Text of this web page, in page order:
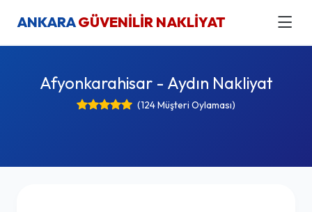
ANKARAGÜVENİLİR NAKLİYAT
Afyonkarahisar - Aydın Nakliyat
(124 Müşteri Oylaması)